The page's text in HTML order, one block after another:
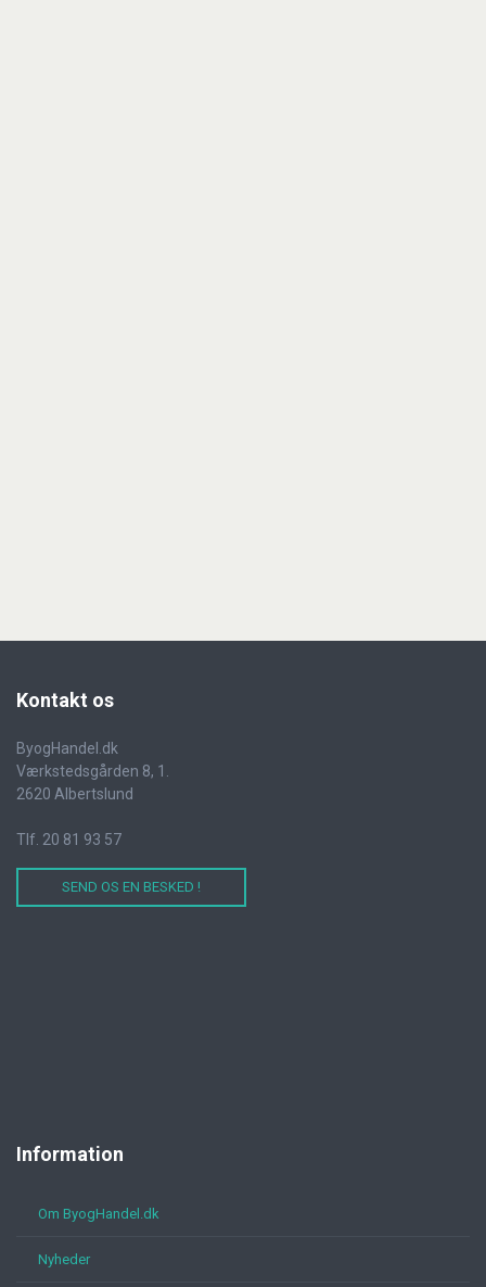
Kontakt os
ByogHandel.dk
Værkstedsgården 8, 1.
2620 Albertslund
Tlf. 20 81 93 57
SEND OS EN BESKED !
Information
Om ByogHandel.dk
Nyheder